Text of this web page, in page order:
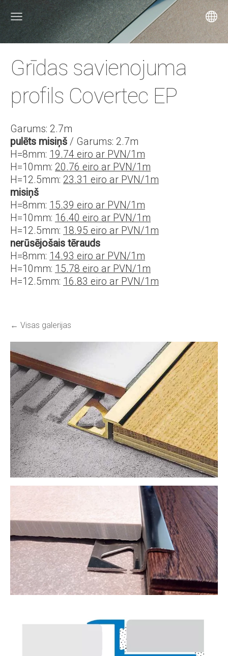
Grīdas savienojuma
profils Covertec EP
Garums: 2.7m
pulēts misiņš / Garums: 2.7m
H=8mm: 19.74 eiro ar PVN/1m
H=10mm: 20.76 eiro ar PVN/1m
H=12.5mm: 23.31 eiro ar PVN/1m
misiņš
H=8mm: 15.39 eiro ar PVN/1m
H=10mm: 16.40 eiro ar PVN/1m
H=12.5mm: 18.95 eiro ar PVN/1m
nerūsējošais tērauds
H=8mm: 14.93 eiro ar PVN/1m
H=10mm: 15.78 eiro ar PVN/1m
H=12.5mm: 16.83 eiro ar PVN/1m
Visas galerijas